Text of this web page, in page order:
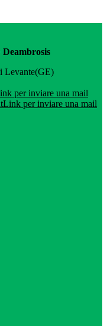
Levante(GE)
per inviare una mail
Link per inviare una mail